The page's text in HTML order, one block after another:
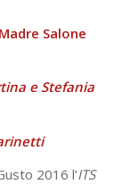
Salone
e Stefania
2016 l’ITS